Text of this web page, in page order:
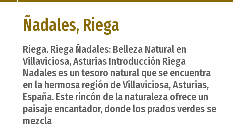
Ñadales, Riega
Riega. Riega Ñadales: Belleza Natural en
Villaviciosa, Asturias Introducción Riega
Ñadales es un tesoro natural que se encuentra
en la hermosa región de Villaviciosa, Asturias,
España. Este rincón de la naturaleza ofrece un
paisaje encantador, donde los prados verdes se
mezcla